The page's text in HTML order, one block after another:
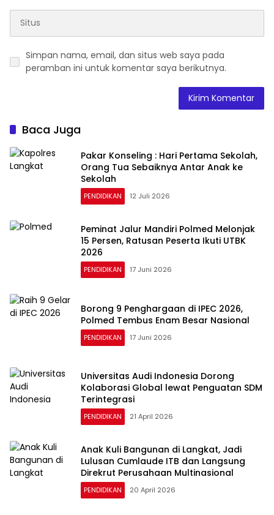
Simpan nama, email, dan situs web saya pada
peramban ini untuk komentar saya berikutnya.
Baca Juga
Pakar Konseling : Hari Pertama Sekolah,
Orang Tua Sebaiknya Antar Anak ke
Sekolah
PENDIDIKAN 12 Juli 2026
Peminat Jalur Mandiri Polmed Melonjak
15 Persen, Ratusan Peserta Ikuti UTBK
2026
PENDIDIKAN 17 Juni 2026
Borong 9 Penghargaan di IPEC 2026,
Polmed Tembus Enam Besar Nasional
PENDIDIKAN 17 Juni 2026
Universitas Audi Indonesia Dorong
Kolaborasi Global lewat Penguatan SDM
Terintegrasi
PENDIDIKAN 21 April 2026
Anak Kuli Bangunan di Langkat, Jadi
Lulusan Cumlaude ITB dan Langsung
Direkrut Perusahaan Multinasional
PENDIDIKAN 20 April 2026